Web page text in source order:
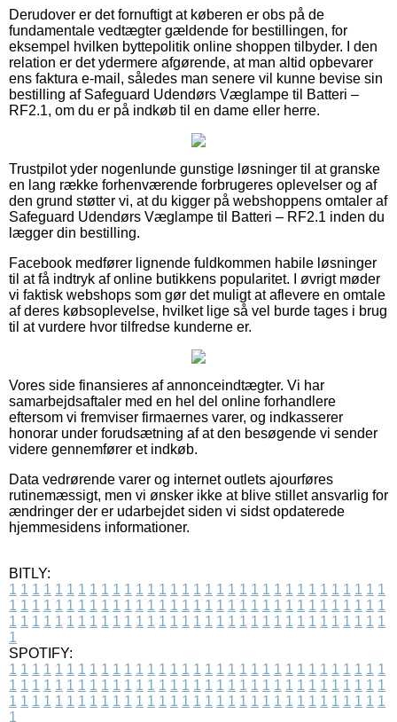
Derudover er det fornuftigt at køberen er obs på de
fundamentale vedtægter gældende for bestillingen, for
eksempel hvilken byttepolitik online shoppen tilbyder. I den
relation er det ydermere afgørende, at man altid opbevarer
ens faktura e-mail, således man senere vil kunne bevise sin
bestilling af Safeguard Udendørs Væglampe til Batteri –
RF2.1, om du er på indkøb til en dame eller herre.
Trustpilot yder nogenlunde gunstige løsninger til at granske
en lang række forhenværende forbrugeres oplevelser og af
den grund støtter vi, at du kigger på webshoppens omtaler af
Safeguard Udendørs Væglampe til Batteri – RF2.1 inden du
lægger din bestilling.
Facebook medfører lignende fuldkommen habile løsninger
til at få indtryk af online butikkens popularitet. I øvrigt møder
vi faktisk webshops som gør det muligt at aflevere en omtale
af deres købsoplevelse, hvilket lige så vel burde tages i brug
til at vurdere hvor tilfredse kunderne er.
Vores side finansieres af annonceindtægter. Vi har
samarbejdsaftaler med en hel del online forhandlere
eftersom vi fremviser firmaernes varer, og indkasserer
honorar under forudsætning af at den besøgende vi sender
videre gennemfører et indkøb.
Data vedrørende varer og internet outlets ajourføres
rutinemæssigt, men vi ønsker ikke at blive stillet ansvarlig for
ændringer der er udarbejdet siden vi sidst opdaterede
hjemmesidens informationer.
BITLY:
1 1 1 1 1 1 1 1 1 1 1 1 1 1 1 1 1 1 1 1 1 1 1 1 1 1 1 1 1 1 1 1 1
1 1 1 1 1 1 1 1 1 1 1 1 1 1 1 1 1 1 1 1 1 1 1 1 1 1 1 1 1 1 1 1 1
1 1 1 1 1 1 1 1 1 1 1 1 1 1 1 1 1 1 1 1 1 1 1 1 1 1 1 1 1 1 1 1 1
1
SPOTIFY:
1 1 1 1 1 1 1 1 1 1 1 1 1 1 1 1 1 1 1 1 1 1 1 1 1 1 1 1 1 1 1 1 1
1 1 1 1 1 1 1 1 1 1 1 1 1 1 1 1 1 1 1 1 1 1 1 1 1 1 1 1 1 1 1 1 1
1 1 1 1 1 1 1 1 1 1 1 1 1 1 1 1 1 1 1 1 1 1 1 1 1 1 1 1 1 1 1 1 1
1